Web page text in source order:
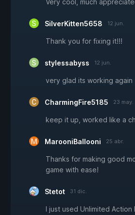
Very cool, much
SilverKitten5658 12 jun.
Thank you for fixing it!!!
stylessabyss 12 jun.
very glad its working again
CharmingFire5185 23 may.
keep it up, worked like a
MarooniBallooni 25 abr.
Thanks for making good
game with ease!
Stetot 31 dic.
I just used Unlimited Action